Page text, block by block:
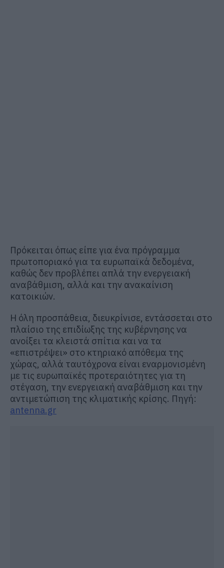
Πρόκειται όπως είπε για ένα πρόγραμμα
πρωτοποριακό για τα ευρωπαϊκά δεδομένα,
καθώς δεν προβλέπει απλά την ενεργειακή
αναβάθμιση, αλλά και την ανακαίνιση
κατοικιών.
Η όλη προσπάθεια, διευκρίνισε, εντάσσεται στο
πλαίσιο της επιδίωξης της κυβέρνησης να
ανοίξει τα κλειστά σπίτια και να τα
«επιστρέψει» στο κτηριακό απόθεμα της
χώρας, αλλά ταυτόχρονα είναι εναρμονισμένη
με τις ευρωπαϊκές προτεραιότητες για τη
στέγαση, την ενεργειακή αναβάθμιση και την
αντιμετώπιση της κλιματικής κρίσης. Πηγή:
antenna.gr